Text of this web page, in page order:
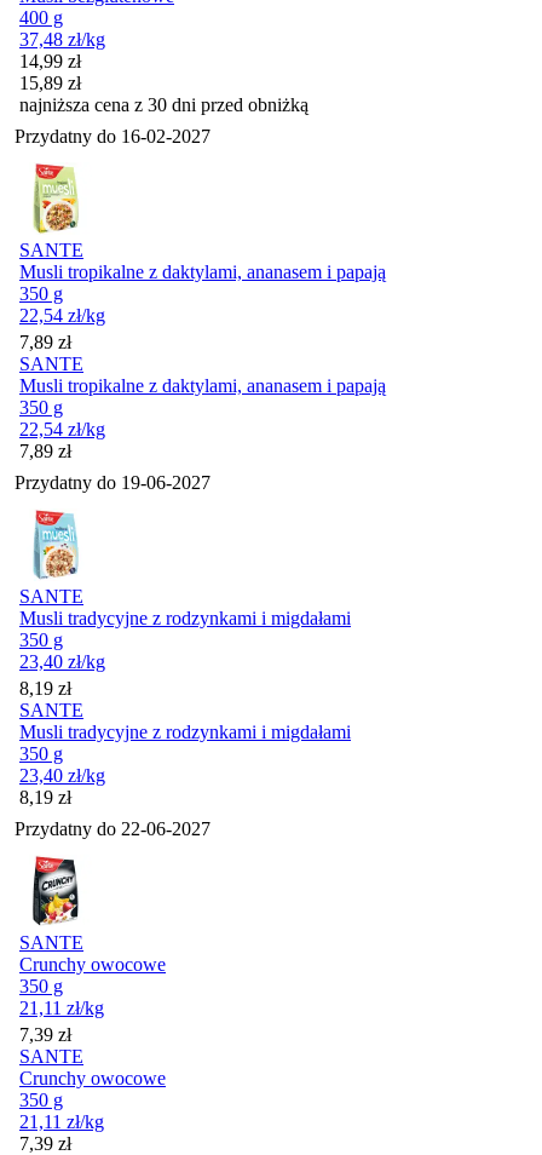
400 g
37,48 zł/kg
Cena promocyjna
14,99 zł
15,89 zł
najniższa cena z 30 dni przed obniżką
Przydatny do 16-02-2027
SANTE
Musli tropikalne z daktylami, ananasem i papają
350 g
22,54 zł/kg
Cena
7,89 zł
SANTE
Musli tropikalne z daktylami, ananasem i papają
350 g
22,54 zł/kg
Cena
7,89 zł
Przydatny do 19-06-2027
SANTE
Musli tradycyjne z rodzynkami i migdałami
350 g
23,40 zł/kg
Cena
8,19 zł
SANTE
Musli tradycyjne z rodzynkami i migdałami
350 g
23,40 zł/kg
Cena
8,19 zł
Przydatny do 22-06-2027
SANTE
Crunchy owocowe
350 g
21,11 zł/kg
Cena
7,39 zł
SANTE
Crunchy owocowe
350 g
21,11 zł/kg
Cena
7,39 zł